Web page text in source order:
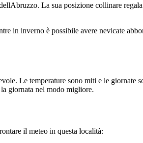
La sua posizione collinare
in inverno è possibile avere nevicate
Le temperature sono miti e le giornate
giornata nel modo migliore.
il meteo in questa località: